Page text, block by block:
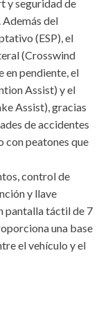
y seguridad de
del
(ESP), el
(Crosswind
en pendiente, el
Assist) y el
Assist), gracias
de accidentes
con peatones que
control de
y llave
pantalla táctil de 7
una base
el vehículo y el